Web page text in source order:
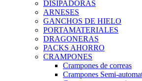
DISIPADORAS
ARNESES
GANCHOS DE HIELO
PORTAMATERIALES
DRAGONERAS
PACKS AHORRO
CRAMPONES
Crampones de correas
Crampones Semi-